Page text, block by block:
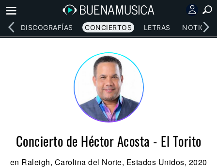
DISCOGRAFÍAS CONCIERTOS LETRAS NOTICIAS
Concierto de Héctor Acosta - El Torito
en Raleigh, Carolina del Norte, Estados Unidos, 2020